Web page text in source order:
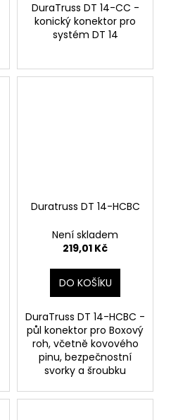
DuraTruss DT 14-CC -
konický konektor pro
systém DT 14
Duratruss DT 14-HCBC
Není skladem
219,01 Kč
DO KOŠÍKU
DuraTruss DT 14-HCBC -
půl konektor pro Boxový
roh, včetně kovového
pinu, bezpečnostní
svorky a šroubku